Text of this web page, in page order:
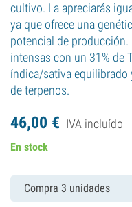
cultivo. La apreciarás
ya que ofrece una
potencial de
intensas con un 31% de
índica/sativa
de terpenos.
46,00 € IVA incluído
En stock
Compra 3 unidades